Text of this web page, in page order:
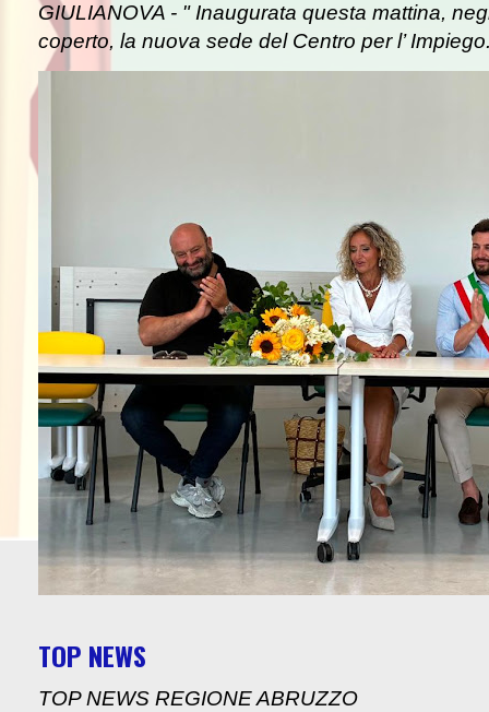
GIULIANOVA - " Inaugurata questa mattina,
coperto, la nuova sede del Centro per l’
TOP NEWS
TOP NEWS REGIONE ABRUZZO